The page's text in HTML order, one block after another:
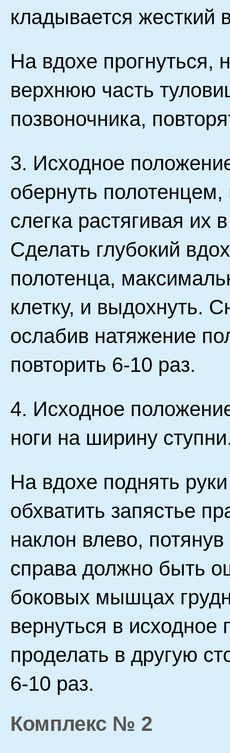
кладывается жесткий
На вдохе прогнуться,
верхнюю часть
позвоночника,
3. Исходное
обернуть полотенцем,
слегка растягивая их
Сделать глубокий
полотенца,
клетку, и выдохнуть.
ослабив натяжение
повторить 6-10 раз.
4. Исходное
ноги на ширину
На вдохе поднять
обхватить запястье
наклон влево,
справа должно быть
боковых мышцах
вернуться в
проделать в другую
6-10 раз.
Комплекс № 2